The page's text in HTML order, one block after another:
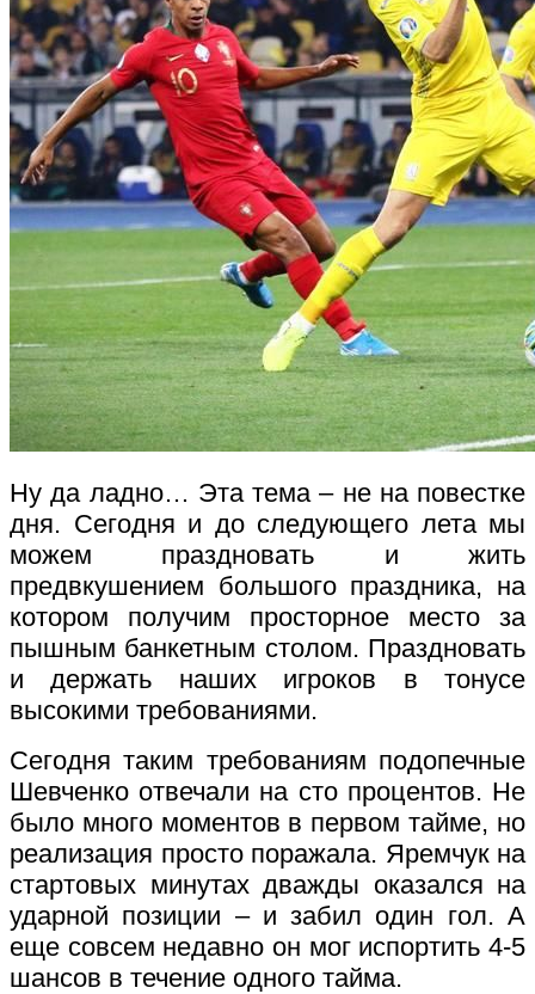
Ну да ладно… Эта тема – не на повестке
дня. Сегодня и до следующего лета мы
можем праздновать и жить
предвкушением большого праздника, на
котором получим просторное место за
пышным банкетным столом. Праздновать
и держать наших игроков в тонусе
высокими требованиями.
Сегодня таким требованиям подопечные
Шевченко отвечали на сто процентов. Не
было много моментов в первом тайме, но
реализация просто поражала. Яремчук на
стартовых минутах дважды оказался на
ударной позиции – и забил один гол. А
еще совсем недавно он мог испортить 4-5
шансов в течение одного тайма.